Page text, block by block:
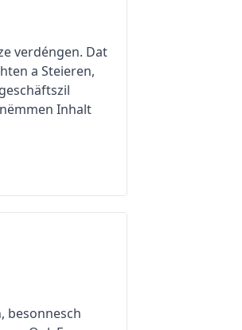
verdéngen. Dat
a Steieren,
Inhalt
besonnesch